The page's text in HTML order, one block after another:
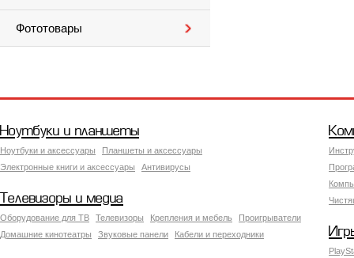
Фототовары
Ноутбуки и планшеты
Ноутбуки и аксессуары
Планшеты и аксессуары
Электронные книги и аксессуары
Антивирусы
Телевизоры и медиа
Оборудование для ТВ Телевизоры Крепления и мебель
Проигрыватели
Домашние кинотеатры
Звуковые панели Кабели и переходники